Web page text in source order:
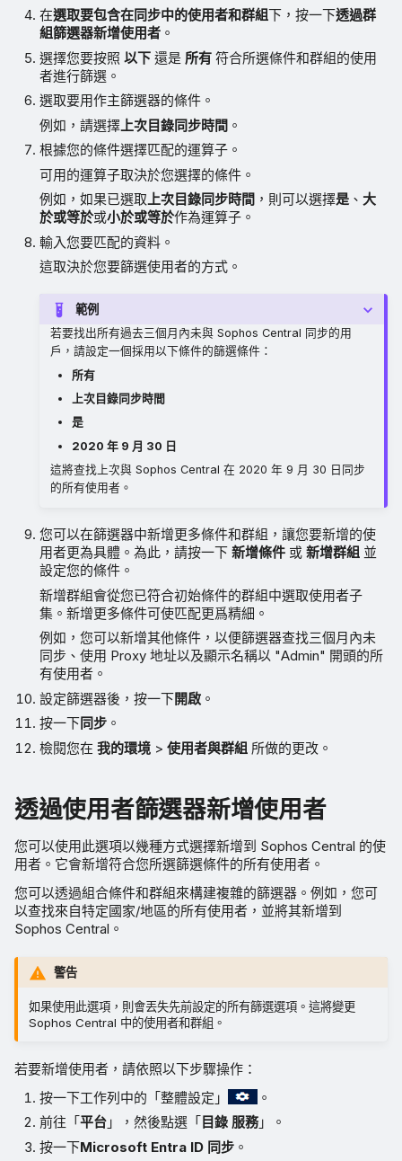
在選取要包含在同步中的使用者和群組下，按一下透過群
組篩選器新增使用者 。
選擇您要按照以下 還是 所有 符合所選條件和群組的使用
者進行篩選。
選取要用作主篩選器的條件。
例如，請選擇 上次目錄同步時間 。
根據您的條件選擇匹配的運算子。
可用的運算子取決於您選擇的條件。
例如，如果已選取上次目錄同步時間 ，則可以選擇是 、 大
於或等於或小於或等於作為運算子。
輸入您要匹配的資料。
這取決於您要篩選使用者的方式。
範例
若要找出所有過去三個月內未與 Sophos Central 同步的用
戶，請設定一個採用以下條件的篩選條件：
所有
上次目錄同步時間
是
2020 年 9 月 30 日
這將查找上次與 Sophos Central 在 2020 年 9 月 30 日同步
的所有使用者。
您可以在篩選器中新增更多條件和群組，讓您要新增的使
用者更為具體。為此，請按一下新增條件 或新增群組 並
設定您的條件。
新增群組會從您已符合初始條件的群組中選取使用者子
集。新增更多條件可使匹配更爲精細。
例如，您可以新增其他條件，以便篩選器查找三個月內未
同步、使用 Proxy 地址以及顯示名稱以 "Admin" 開頭的所
有使用者。
設定篩選器後，按一下開啟 。
按一下同步 。
檢閱您在我的環境 >使用者與群組 所做的更改。
透過使用者篩選器新增使用者
您可以使用此選項以幾種方式選擇新增到 Sophos Central 的使
用者。它會新增符合您所選篩選條件的所有使用者。
您可以透過組合條件和群組來構建複雜的篩選器。例如，您可
以查找來自特定國家/地區的所有使用者，並將其新增到
Sophos Central。
警告
如果使用此選項，則會丟失先前設定的所有篩選選項。這將變更
Sophos Central 中的使用者和群組。
若要新增使用者，請依照以下步驟操作：
按一下工作列中的「整體設定」
。
前往「平台 」，然後點選「 目錄 服務」。
按一下Microsoft Entra ID 同步 。